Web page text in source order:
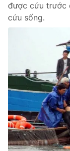
được cứu trước
cứu sống.